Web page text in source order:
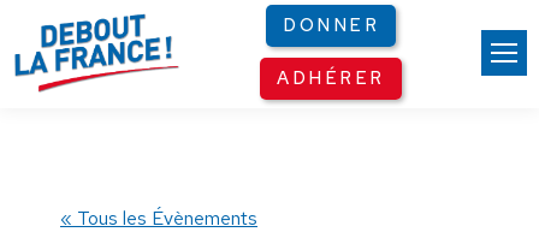
DONNER
ADHÉRER
« Tous les Évènements
Panneau de gestion des cookies